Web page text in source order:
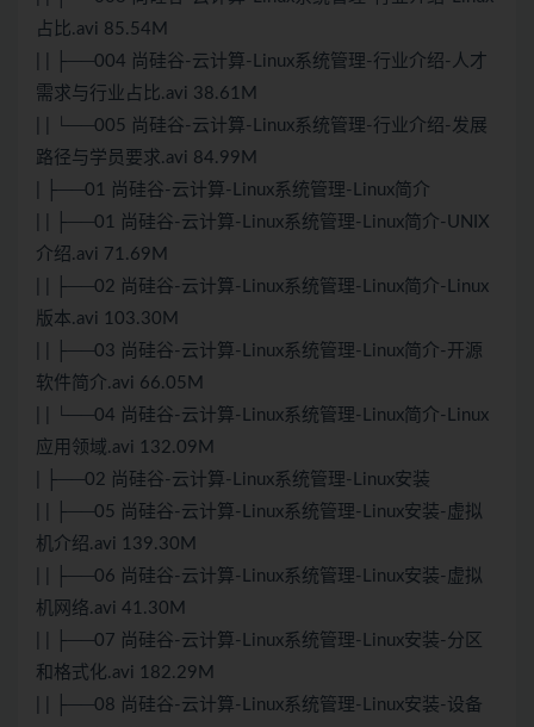
占比.avi 85.54M
| | ├──004 尚硅谷-云计算-Linux系统管理-行业介绍-人才
需求与行业占比.avi 38.61M
| | └──005 尚硅谷-云计算-Linux系统管理-行业介绍-发展
路径与学员要求.avi 84.99M
| ├──01 尚硅谷-云计算-Linux系统管理-Linux简介
| | ├──01 尚硅谷-云计算-Linux系统管理-Linux简介-UNIX
介绍.avi 71.69M
| | ├──02 尚硅谷-云计算-Linux系统管理-Linux简介-Linux
版本.avi 103.30M
| | ├──03 尚硅谷-云计算-Linux系统管理-Linux简介-开源
软件简介.avi 66.05M
| | └──04 尚硅谷-云计算-Linux系统管理-Linux简介-Linux
应用领域.avi 132.09M
| ├──02 尚硅谷-云计算-Linux系统管理-Linux安装
| | ├──05 尚硅谷-云计算-Linux系统管理-Linux安装-虚拟
机介绍.avi 139.30M
| | ├──06 尚硅谷-云计算-Linux系统管理-Linux安装-虚拟
机网络.avi 41.30M
| | ├──07 尚硅谷-云计算-Linux系统管理-Linux安装-分区
和格式化.avi 182.29M
| | ├──08 尚硅谷-云计算-Linux系统管理-Linux安装-设备